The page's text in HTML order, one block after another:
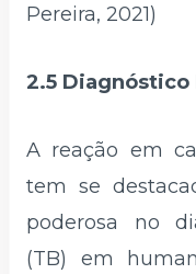
Pereira, 2021)
2.5 Diagnóstico
A reação em
tem se
poderosa no
(TB) em